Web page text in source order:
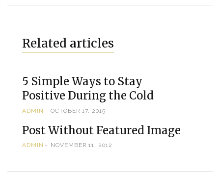
Related articles
5 Simple Ways to Stay
Positive During the Cold
ADMIN OCTOBER 17, 2015
Post Without Featured Image
ADMIN NOVEMBER 11, 2012